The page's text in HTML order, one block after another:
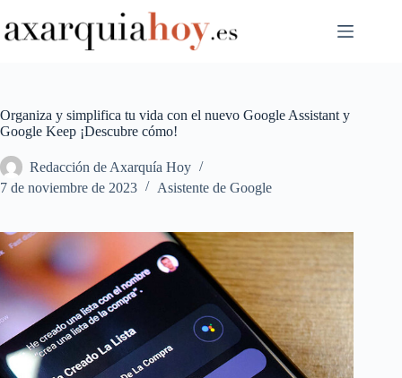
al
contenido
Organiza y simplifica tu vida con el nuevo Google Assistant y
Google Keep ¡Descubre cómo!
Redacción de Axarquía Hoy
7 de noviembre de 2023
Asistente de Google